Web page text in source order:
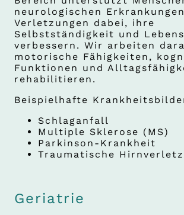
neurologischen
Verletzungen dabei, ihre
Selbstständigkeit und
verbessern. Wir arbeiten
motorische Fähigkeiten,
Funktionen und
rehabilitieren.
Beispielhafte
Schlaganfall
Multiple Sklerose (MS)
Parkinson-Krankheit
Traumatische
Geriatrie